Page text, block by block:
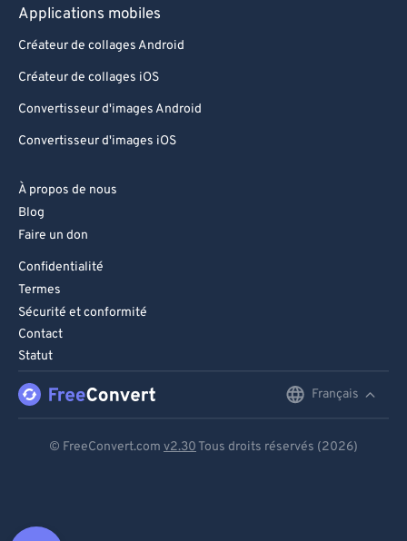
Applications mobiles
Créateur de collages Android
Créateur de collages iOS
Convertisseur d'images Android
Convertisseur d'images iOS
À propos de nous
Blog
Faire un don
Confidentialité
Termes
Sécurité et conformité
Contact
Statut
Français
© FreeConvert.com v2.30 Tous droits réservés (2026)